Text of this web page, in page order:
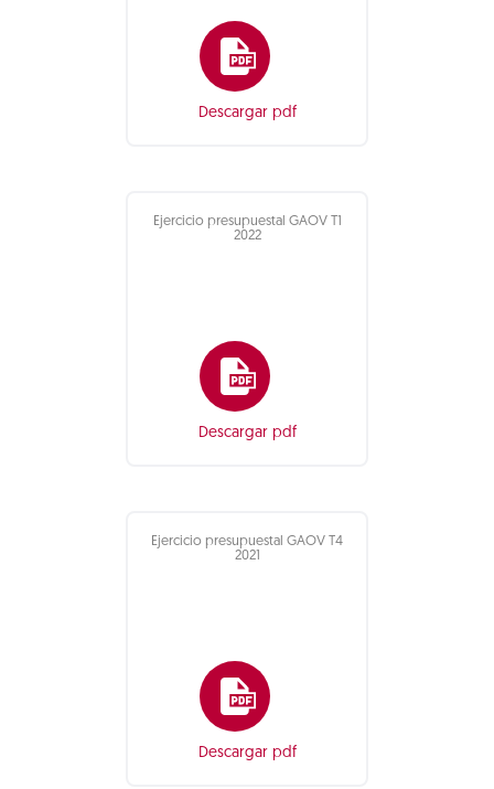
Descargar pdf
Ejercicio presupuestal GAOV T1
2022
Descargar pdf
Ejercicio presupuestal GAOV T4
2021
Descargar pdf